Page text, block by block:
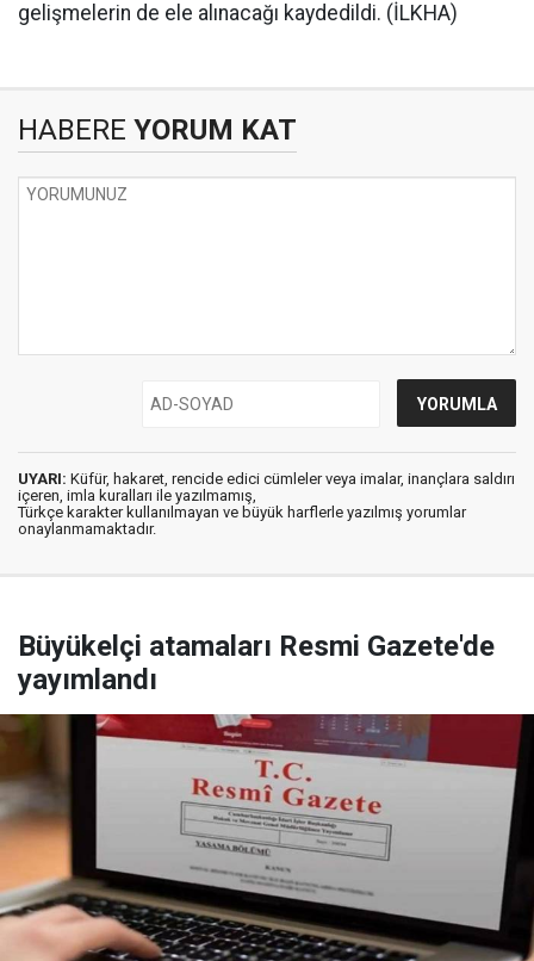
gelişmelerin de ele alınacağı kaydedildi. (İLKHA)
HABERE YORUM KAT
UYARI: Küfür, hakaret, rencide edici cümleler veya imalar, inançlara saldırı
içeren, imla kuralları ile yazılmamış,
Türkçe karakter kullanılmayan ve büyük harflerle yazılmış yorumlar
onaylanmamaktadır.
Büyükelçi atamaları Resmi Gazete'de
yayımlandı